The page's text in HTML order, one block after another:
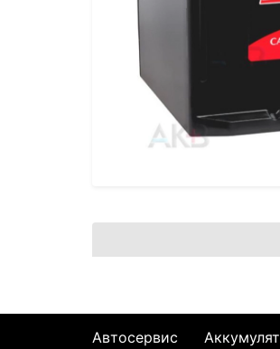
Автосервис